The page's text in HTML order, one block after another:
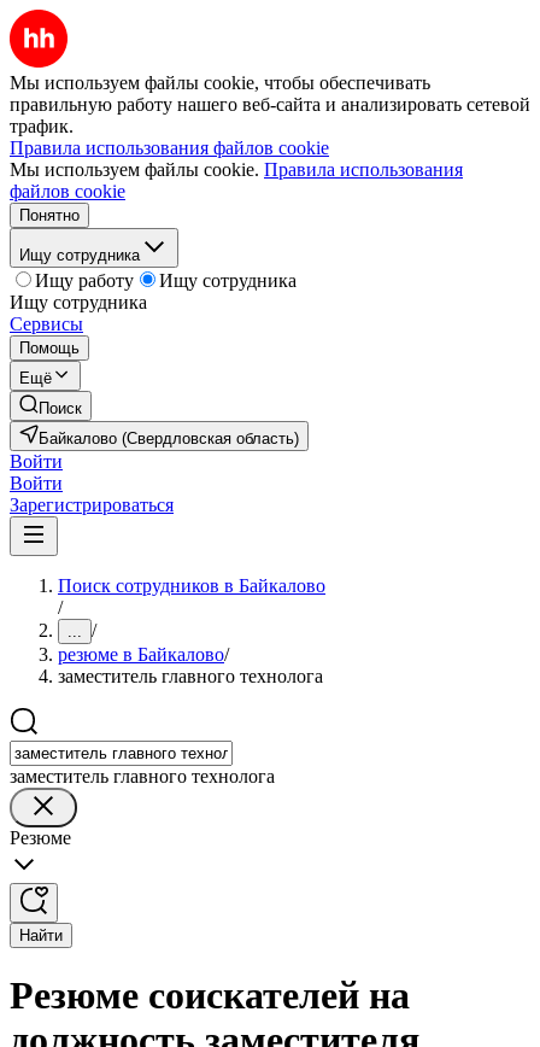
Мы используем файлы cookie, чтобы обеспечивать
правильную работу нашего веб-сайта и анализировать сетевой
трафик.
Правила использования файлов cookie
Мы используем файлы cookie. Правила использования
файлов cookie
Понятно
Ищу сотрудника
Ищу работу
Ищу сотрудника
Ищу сотрудника
Сервисы
Помощь
Ещё
Поиск
Байкалово (Свердловская область)
Войти
Войти
Зарегистрироваться
Поиск сотрудников в Байкалово
/
... /
резюме в Байкалово/
заместитель главного технолога
заместитель главного технолога
Резюме
Найти
Резюме соискателей на